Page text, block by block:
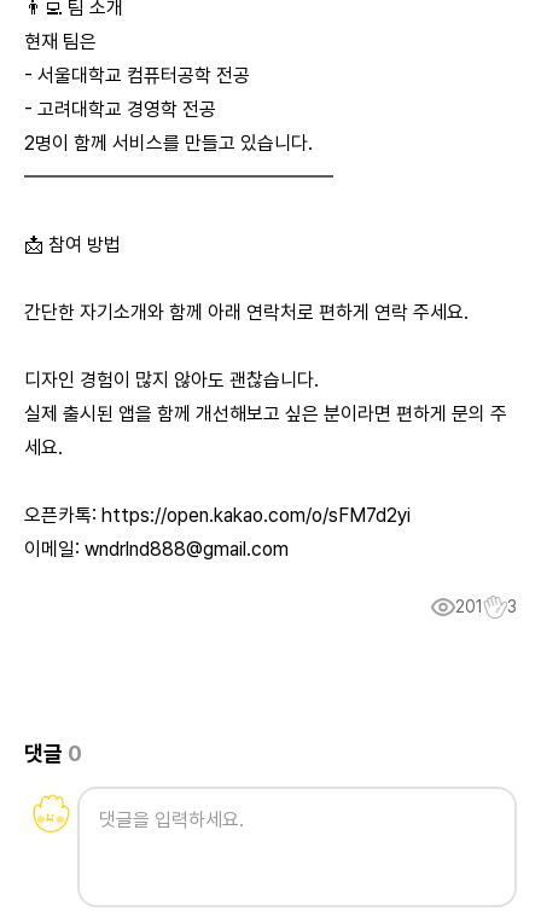
👨‍💻 팀 소개
현재 팀은
- 서울대학교 컴퓨터공학 전공
- 고려대학교 경영학 전공
2명이 함께 서비스를 만들고 있습니다.
━━━━━━━━━━━━━━━━
📩 참여 방법
간단한 자기소개와 함께 아래 연락처로 편하게 연락 주세요.
디자인 경험이 많지 않아도 괜찮습니다.
실제 출시된 앱을 함께 개선해보고 싶은 분이라면 편하게 문의 주
세요.
오픈카톡: https://open.kakao.com/o/sFM7d2yi
이메일: wndrlnd888@gmail.com
201 3
댓글 0